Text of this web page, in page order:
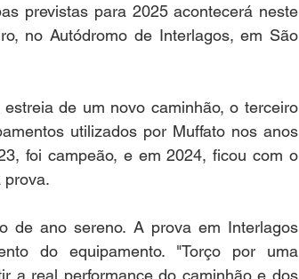
previstas para 2025 acontecerá neste
no Autódromo de Interlagos, em São
de um novo caminhão, o terceiro
utilizados por Muffato nos anos
foi campeão, e em 2024, ficou com o
prova.
de ano sereno. A prova em Interlagos
do equipamento. "Torço por uma
a real performance do caminhão e dos